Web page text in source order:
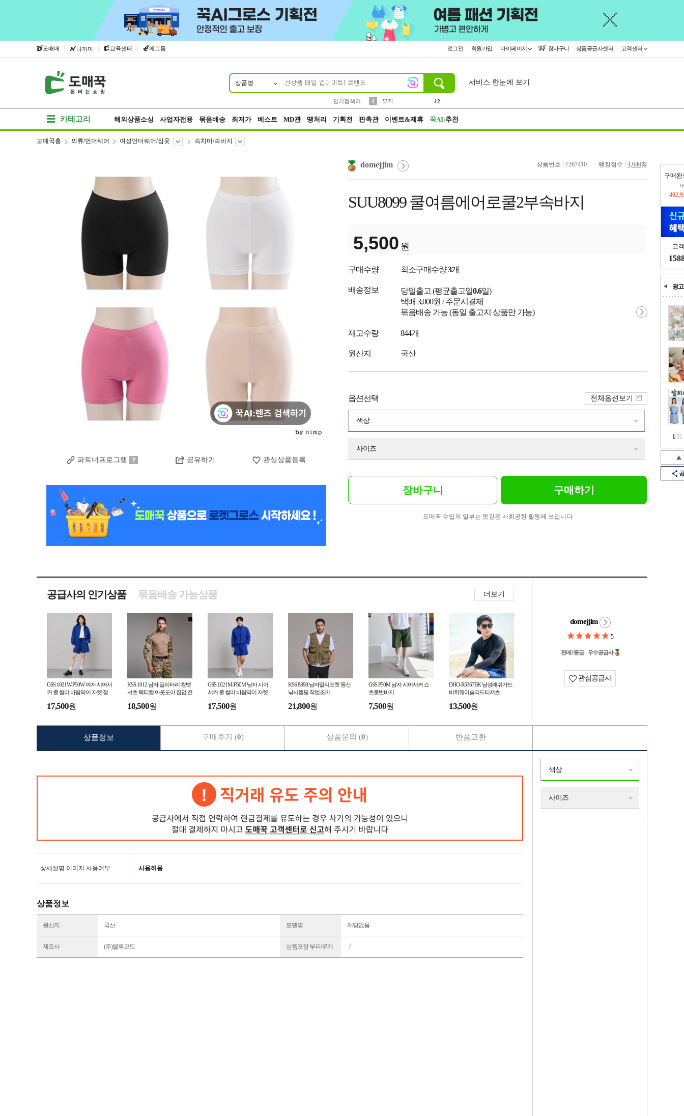
도매매 | 나까마 | 교육센터 | 에그돔 로그인 회원가입 마이페이지 장바구니 상품공급사센터 고객센터
상품명
인기검색어
3
모자
2
서비스 한눈에 보기
카테고리 해외상품소싱 사업자전용 묶음배송 최저가 베스트 MD관 땡처리 기획전 판촉관 이벤트&제휴 꾹AI:추천
구매완
고
광고
1/11
도매꾹홈 의류/언더웨어 여성언더웨어/잠옷 속치마/속바지
파트너프로그램 공유하기 관심상품등록
상품번호 : 7267410 랭킹점수 : 4,640점
domejjim
SUU8099 쿨여름에어로쿨2부속바지
5,500 원
구매수량 최소구매수량3개
배송정보 당일출고 (평균출고일0.6일)
택배 3,000원 / 주문시결제
묶음배송 가능 (동일 출고지 상품만 가능)
재고수량 844개
원산지 국산
옵션선택
색상
사이즈
전체옵션보기
장바구니 구매하기
도매꾹 수입의 일부는 뜻깊은 사회공헌 활동에 쓰입니다
공급사의 인기상품 더보기
묶음배송 가능상품
GSS 1021W-P50W 여자 시어서
커 쿨 썸머 바람막이 자켓 점
17,500원
KSS 1012 남자 밀리터리 컴뱃
셔츠 택티컬 아웃도어 집업 전
18,500원
GSS 1021M-P50M 남자 시어
서커 쿨 썸머 바람막이 자켓
17,500원
KSS 8898 남자멀티포켓 등산
낚시캠핑 작업조끼
21,800원
GSS P50M 남자 시어서커 쇼
츠쿨반바지
7,500원
DHO-R3367BK 남성래쉬가드
비치웨어솔리드티셔츠
13,500원
domejjim
5
판매2등급 우수공급사
관심공급사
상세설명 이미지 사용여부 사용허용
상품정보
원산지 국산 모델명 해당없음
제조사 (주)블루모드 상품포장 부피/무게 . / .
상품정보 구매후기 (0) 상품문의 (0) 반품교환
색상
사이즈